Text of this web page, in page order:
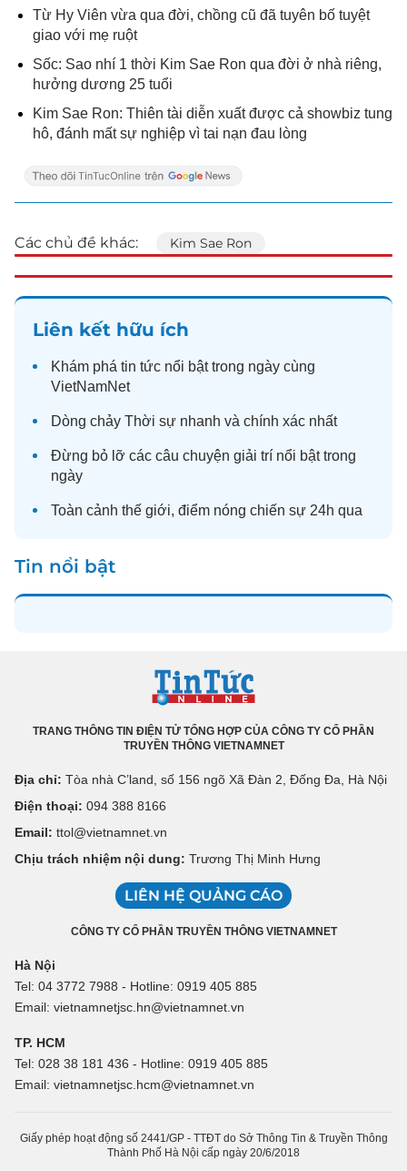
Từ Hy Viên vừa qua đời, chồng cũ đã tuyên bố tuyệt
giao với mẹ ruột
Sốc: Sao nhí 1 thời Kim Sae Ron qua đời ở nhà riêng,
hưởng dương 25 tuổi
Kim Sae Ron: Thiên tài diễn xuất được cả showbiz tung
hô, đánh mất sự nghiệp vì tai nạn đau lòng
Các chủ đề khác: Kim Sae Ron
Liên kết hữu ích
Khám phá tin tức nổi bật trong ngày cùng
VietNamNet
Dòng chảy Thời sự nhanh và chính xác nhất
Đừng bỏ lỡ các câu chuyện giải trí nổi bật trong
ngày
Toàn cảnh thế giới, điểm nóng chiến sự 24h qua
Tin nổi bật
TRANG THÔNG TIN ĐIỆN TỬ TỔNG HỢP CỦA CÔNG TY CỔ PHẦN
TRUYỀN THÔNG VIETNAMNET
Địa chỉ: Tòa nhà C’land, số 156 ngõ Xã Đàn 2, Đống Đa, Hà Nội
Điện thoại: 094 388 8166
Email: ttol@vietnamnet.vn
Chịu trách nhiệm nội dung: Trương Thị Minh Hưng
LIÊN HỆ QUẢNG CÁO
CÔNG TY CỔ PHẦN TRUYỀN THÔNG VIETNAMNET
Hà Nội
Tel: 04 3772 7988 - Hotline: 0919 405 885
Email: vietnamnetjsc.hn@vietnamnet.vn
TP. HCM
Tel: 028 38 181 436 - Hotline: 0919 405 885
Email: vietnamnetjsc.hcm@vietnamnet.vn
Giấy phép hoạt động số 2441/GP - TTĐT do Sở Thông Tin & Truyền Thông
Thành Phố Hà Nội cấp ngày 20/6/2018